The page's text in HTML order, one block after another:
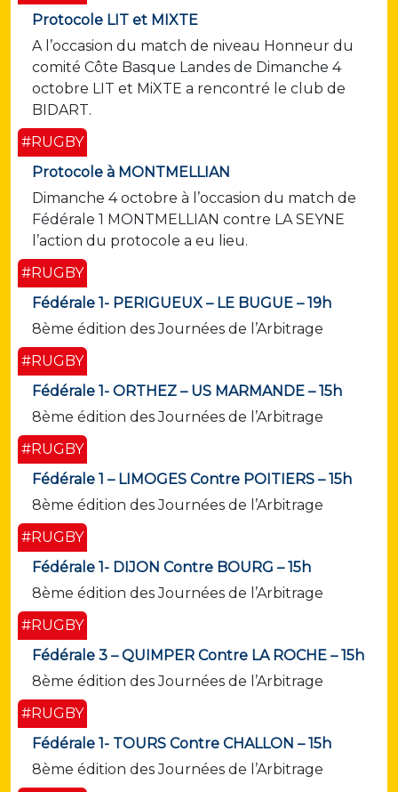
Protocole LIT et MIXTE
A l’occasion du match de niveau Honneur du
comité Côte Basque Landes de Dimanche 4
octobre LIT et MiXTE a rencontré le club de
BIDART.
#RUGBY
Protocole à MONTMELLIAN
Dimanche 4 octobre à l’occasion du match de
Fédérale 1 MONTMELLIAN contre LA SEYNE
l’action du protocole a eu lieu.
#RUGBY
Fédérale 1- PERIGUEUX – LE BUGUE – 19h
8ème édition des Journées de l’Arbitrage
#RUGBY
Fédérale 1- ORTHEZ – US MARMANDE – 15h
8ème édition des Journées de l’Arbitrage
#RUGBY
Fédérale 1 – LIMOGES Contre POITIERS – 15h
8ème édition des Journées de l’Arbitrage
#RUGBY
Fédérale 1- DIJON Contre BOURG – 15h
8ème édition des Journées de l’Arbitrage
#RUGBY
Fédérale 3 – QUIMPER Contre LA ROCHE – 15h
8ème édition des Journées de l’Arbitrage
#RUGBY
Fédérale 1- TOURS Contre CHALLON – 15h
8ème édition des Journées de l’Arbitrage